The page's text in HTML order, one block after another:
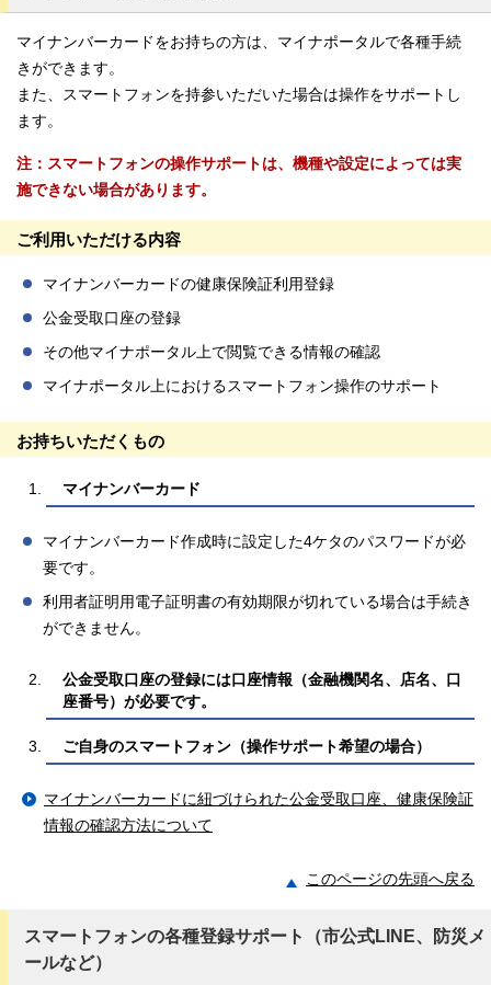
マイナンバーカードをお持ちの方は、マイナポータルで各種手続
きができます。
また、スマートフォンを持参いただいた場合は操作をサポートし
ます。
注：スマートフォンの操作サポートは、機種や設定によっては実
施できない場合があります。
ご利用いただける内容
マイナンバーカードの健康保険証利用登録
公金受取口座の登録
その他マイナポータル上で閲覧できる情報の確認
マイナポータル上におけるスマートフォン操作のサポート
お持ちいただくもの
マイナンバーカード
マイナンバーカード作成時に設定した4ケタのパスワードが必
要です。
利用者証明用電子証明書の有効期限が切れている場合は手続き
ができません。
公金受取口座の登録には口座情報（金融機関名、店名、口
座番号）が必要です。
ご自身のスマートフォン（操作サポート希望の場合）
マイナンバーカードに紐づけられた公金受取口座、健康保険証
情報の確認方法について
このページの先頭へ戻る
スマートフォンの各種登録サポート（市公式LINE、防災メ
ールなど）